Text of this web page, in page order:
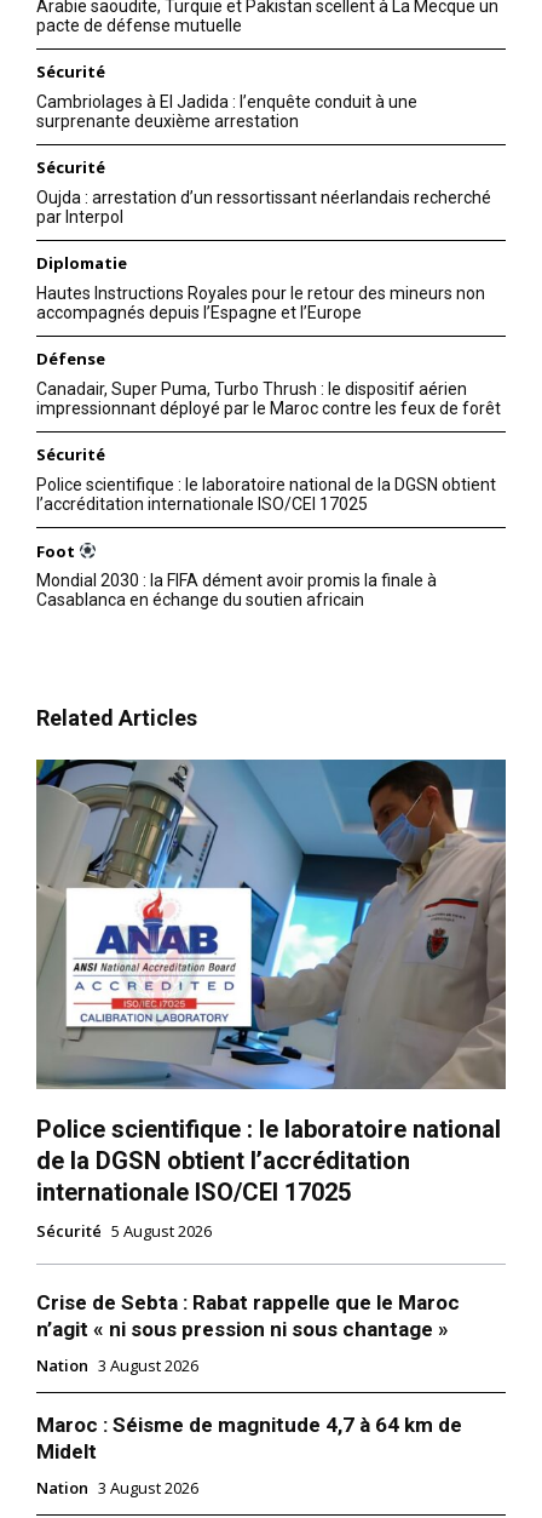
Arabie saoudite, Turquie et Pakistan scellent à La Mecque un
pacte de défense mutuelle
Sécurité
Cambriolages à El Jadida : l’enquête conduit à une
surprenante deuxième arrestation
Sécurité
Oujda : arrestation d’un ressortissant néerlandais recherché
par Interpol
Diplomatie
Hautes Instructions Royales pour le retour des mineurs non
accompagnés depuis l’Espagne et l’Europe
Défense
Canadair, Super Puma, Turbo Thrush : le dispositif aérien
impressionnant déployé par le Maroc contre les feux de forêt
Sécurité
Police scientifique : le laboratoire national de la DGSN obtient
l’accréditation internationale ISO/CEI 17025
Foot
Mondial 2030 : la FIFA dément avoir promis la finale à
Casablanca en échange du soutien africain
Related Articles
Police scientifique : le laboratoire national
de la DGSN obtient l’accréditation
internationale ISO/CEI 17025
Sécurité 5 August 2026
Crise de Sebta : Rabat rappelle que le Maroc
n’agit « ni sous pression ni sous chantage »
Nation 3 August 2026
Maroc : Séisme de magnitude 4,7 à 64 km de
Midelt
Nation 3 August 2026